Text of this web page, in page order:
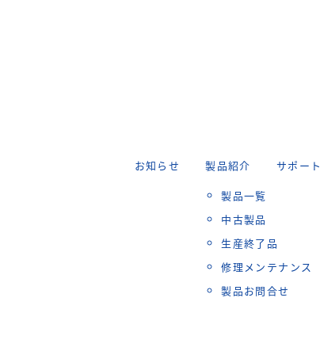
お知らせ
製品紹介
製品一覧
中古製品
生産終了品
修理メンテナンス
製品お問合せ
サポート